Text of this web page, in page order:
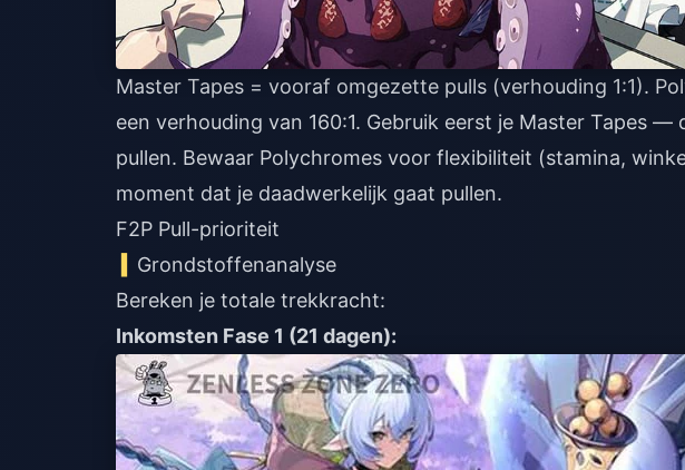
Master Tapes = vooraf omgezette pulls (verhouding 1:1).
een verhouding van 160:1. Gebruik eerst je Master Tapes —
pullen. Bewaar Polychromes voor flexibiliteit (stamina,
moment dat je daadwerkelijk gaat pullen.
F2P Pull-prioriteit
Grondstoffenanalyse
Bereken je totale trekkracht:
Inkomsten Fase 1 (21 dagen):